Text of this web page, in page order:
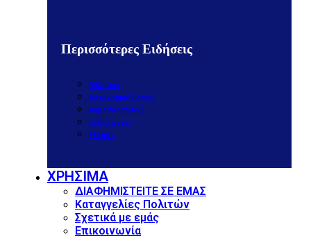
Περισσότερες Ειδήσεις
Αθλητικά
Αστυνομικό Δελτίο
Δημοσκοπήσεις
Εκδηλώσεις
Ελλάδα
ΧΡΗΣΙΜΑ
ΔΙΑΦΗΜΙΣΤΕΙΤΕ ΣΕ ΕΜΑΣ
Καταγγελίες Πολιτών
Σχετικά με εμάς
Επικοινωνία